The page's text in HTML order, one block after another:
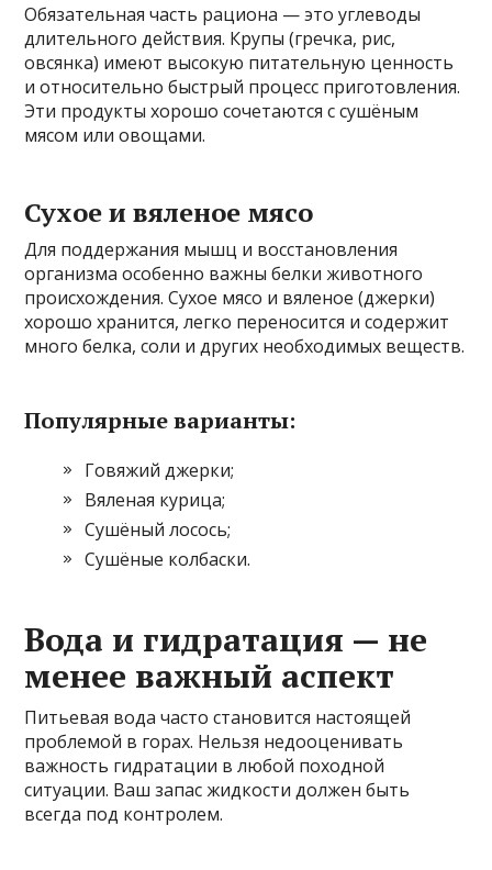
Обязательная часть рациона — это углеводы
длительного действия. Крупы (гречка, рис,
овсянка) имеют высокую питательную ценность
и относительно быстрый процесс приготовления.
Эти продукты хорошо сочетаются с сушёным
мясом или овощами.
Сухое и вяленое мясо
Для поддержания мышц и восстановления
организма особенно важны белки животного
происхождения. Сухое мясо и вяленое (джерки)
хорошо хранится, легко переносится и содержит
много белка, соли и других необходимых веществ.
Популярные варианты:
Говяжий джерки;
Вяленая курица;
Сушёный лосось;
Сушёные колбаски.
Вода и гидратация — не
менее важный аспект
Питьевая вода часто становится настоящей
проблемой в горах. Нельзя недооценивать
важность гидратации в любой походной
ситуации. Ваш запас жидкости должен быть
всегда под контролем.